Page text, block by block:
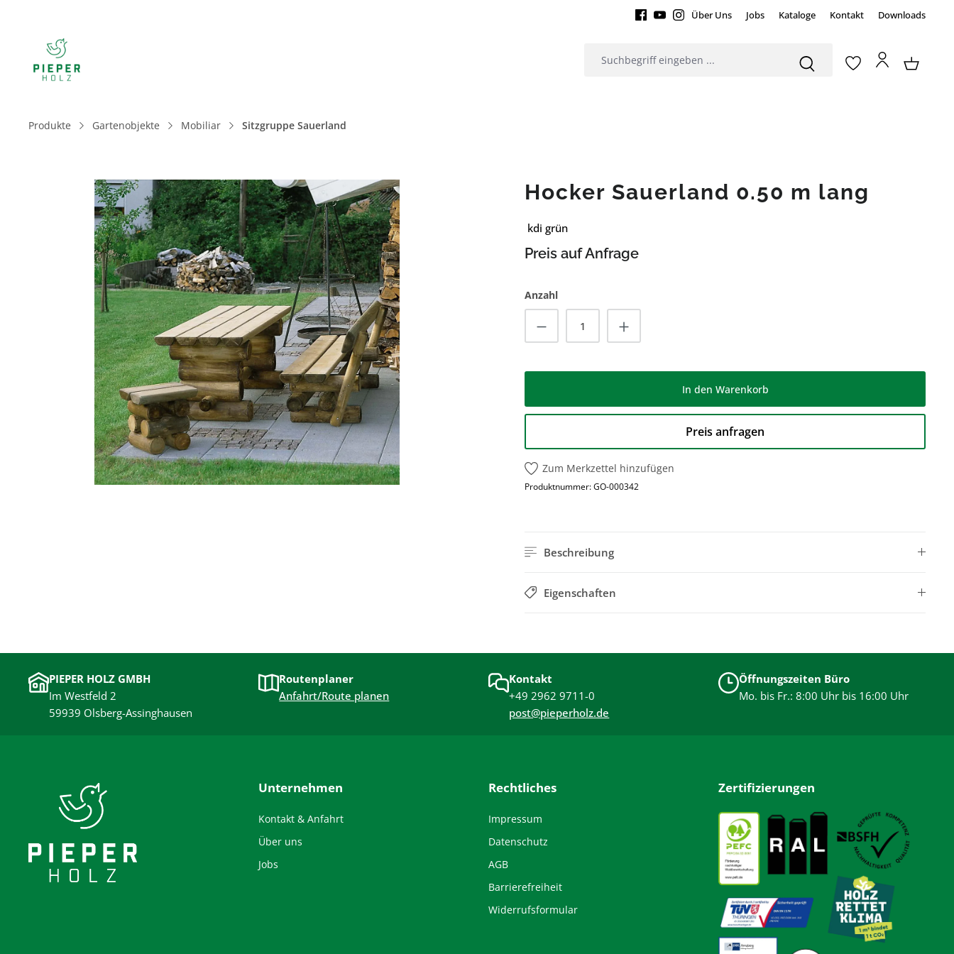
Über Uns Jobs Kataloge Kontakt Downloads
Produkte Gartenobjekte Mobiliar Sitzgruppe Sauerland
Bildergalerie überspringen Hocker Sauerland 0.50 m lang
kdi grün
Preis auf Anfrage
Anzahl
Produkt Anzahl: Gib den gewünschten Wert ein
In den Warenkorb
Preis anfragen
Zum Merkzettel hinzufügen
Produktnummer:GO-000342
Beschreibung
Eigenschaften
PIEPER HOLZ GMBH
Im Westfeld 2
59939 Olsberg-Assinghausen
Routenplaner
Anfahrt/Route planen
Kontakt
+49 2962 9711-0
post@pieperholz.de
Öffnungszeiten Büro
Mo. bis Fr.: 8:00 Uhr bis 16:00 Uhr
Unternehmen
Kontakt & Anfahrt
Über uns
Jobs
Rechtliches
Impressum
Datenschutz
AGB
Barrierefreiheit
Widerrufsformular
Zertifizierungen